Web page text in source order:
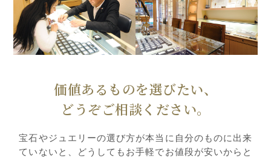
価値あるものを選びたい、
どうぞご相談ください。
宝石やジュエリーの選び方が本当に自分のものに出来
ていないと、どうしてもお手軽でお値段が安いからと